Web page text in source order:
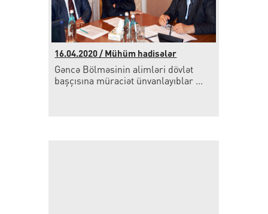
16.04.2020 / Mühüm hadisələr
Gəncə Bölməsinin alimləri dövlət
başçısına müraciət ünvanlayıblar ...